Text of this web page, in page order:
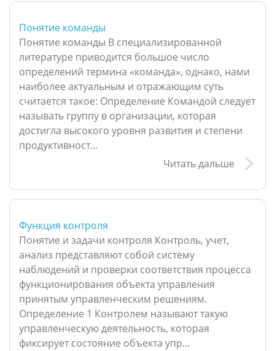
Понятие команды
Понятие команды В специализированной
литературе приводится большое число
определений термина «команда», однако, нами
наиболее актуальным и отражающим суть
считается такое: Определение Командой следует
называть группу в организации, которая
достигла высокого уровня развития и степени
продуктивност...
Читать дальше
Функция контроля
Понятие и задачи контроля Контроль, учет,
анализ представляют собой систему
наблюдений и проверки соответствия процесса
функционирования объекта управления
принятым управленческим решениям.
Определение 1 Контролем называют такую
управленческую деятельность, которая
фиксирует состояние объекта упр...